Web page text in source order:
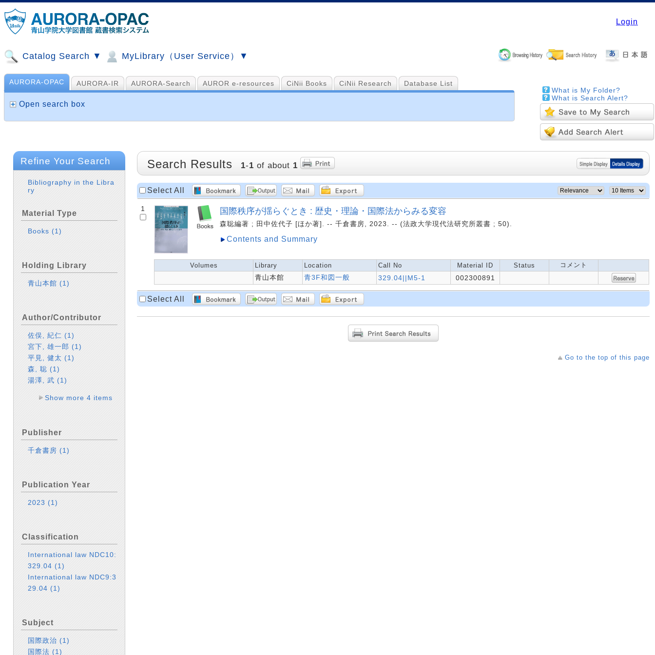
Login
Catalog Search ▼ MyLibrary（User Service）▼
What is My Folder?
What is Search Alert?
AURORA-OPAC AURORA-IR AURORA-Search AUROR e-resources CiNii Books CiNii Research Database List
山手コンソ、NDL他
Open search box
Refine Your Search
Bibliography in the Libra
ry
Material Type
Books(1)
Holding Library
青山本館(1)
Author/Contributor
佐俣, 紀仁(1)
宮下, 雄一郎(1)
平見, 健太 (1)
森, 聡(1)
湯澤, 武 (1)
Show more 4 items
Publisher
千倉書房 (1)
Publication Year
2023(1)
Classification
International law NDC10:
329.04(1)
International law NDC9:3
29.04(1)
Subject
国際政治 (1)
国際法(1)
Search Results 1-1 of about 1
Select All
1 国際秩序が揺らぐとき : 歴史・理論・国際法からみる変容
森聡編著 ; 田中佐代子 [ほか著]. -- 千倉書房, 2023. -- (法政大学現代法研究所叢書 ; 50).
Contents and Summary
Volumes Library Location Call No Material ID Status コメント
青山本館 青3F和図一般 329.04||M5-1 002300891
Select All
Go to the top of this page